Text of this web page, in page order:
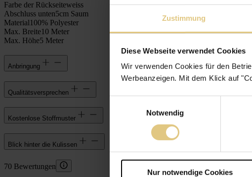
Zustimmung
Diese Webseite verwendet Cookies
Wir verwenden Cookies für den
Werbeanzeigen. Mit dem Klick auf
Notwendig
Nur notwendige Cookies
Farbe der Rückseiteweiss
Abschluss unten5cm Saum
Material100% Polyester
Max. Breite10 Meter
Max. Höhe5 Meter
Anbringung
Qualitätsversprechen
Kostenlose Stoffmuster
Blick hinter die Kulissen
70 Bewertungen